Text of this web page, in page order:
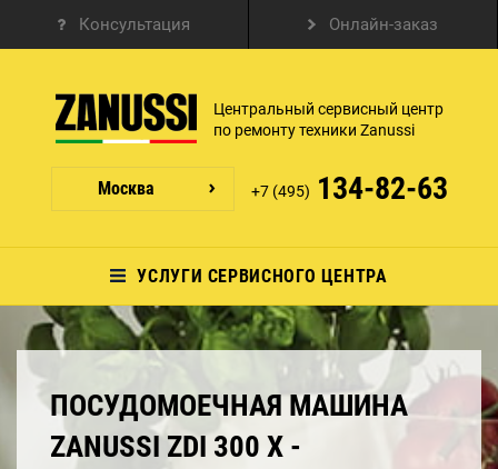
Консультация Онлайн-заказ
Центральный сервисный центр
по ремонту техники Zanussi
Москва +7 (495) 134-82-63
УСЛУГИ СЕРВИСНОГО ЦЕНТРА
ПОСУДОМОЕЧНАЯ МАШИНА
ZANUSSI ZDI 300 X -